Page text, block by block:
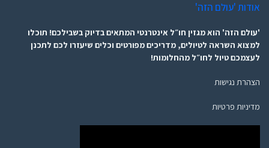
אודות 'עולם הזה'
'עולם הזה' הוא מגזין חו״ל אינטרנטי המתאים בדיוק בשבילכם! תוכלו
למצוא השראה לטיולים, מדריכים מפורטים וכלים שיעזרו לכם לתכנן
לעצמכם טיול לחו״ל מהחלומות!
הצהרת נגישות
מדיניות פרטיות